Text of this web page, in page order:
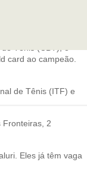
card ao campeão.
de Tênis (ITF) e
Fronteiras, 2
Eles já têm vaga